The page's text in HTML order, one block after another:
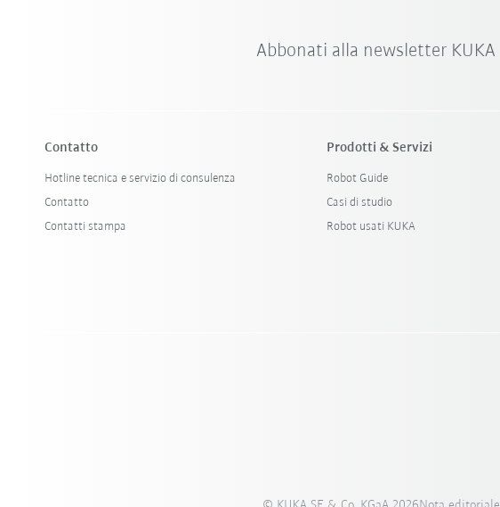
Abbonati alla newsletter KUKA
Contatto
Hotline tecnica e servizio di consulenza
Contatto
Contatti stampa
Prodotti & Servizi
Robot Guide
Casi di studio
Robot usati KUKA